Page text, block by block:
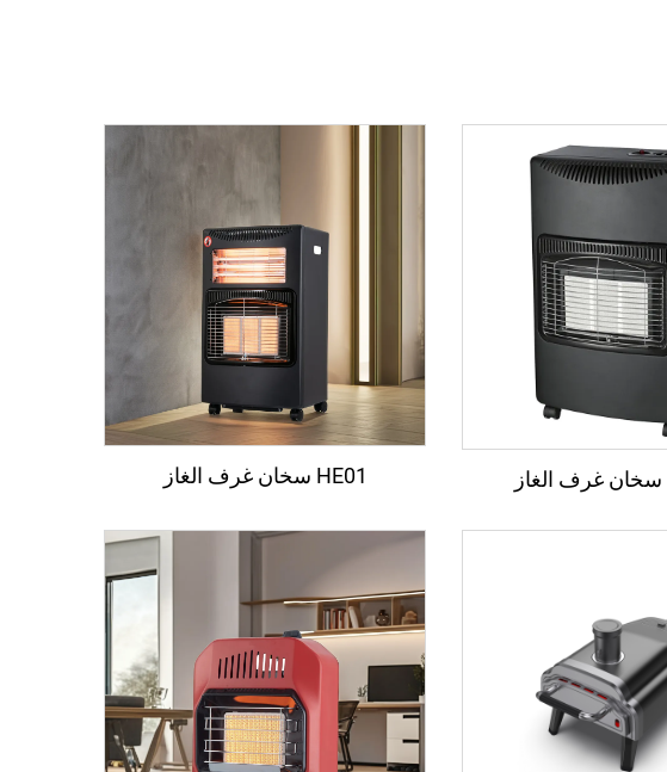
HE01 سخان غرف الغاز